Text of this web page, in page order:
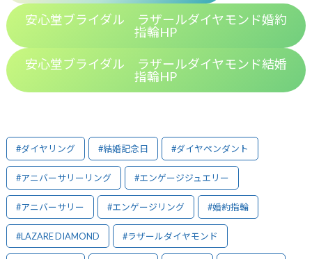
安心堂ブライダル ラザールダイヤモンド婚約
指輪HP
安心堂ブライダル ラザールダイヤモンド結婚
指輪HP
#ダイヤリング #結婚記念日 #ダイヤペンダント
#アニバーサリーリング #エンゲージジュエリー
#アニバーサリー #エンゲージリング #婚約指輪
#LAZARE DIAMOND #ラザールダイヤモンド